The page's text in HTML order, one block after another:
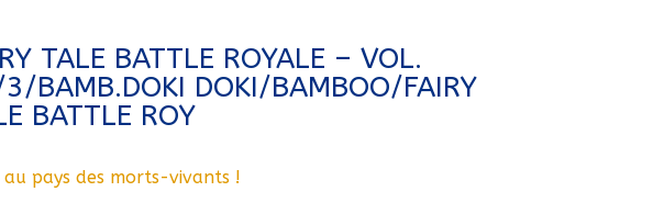
TALE BATTLE ROYALE – VOL.
BAMB.DOKI DOKI/BAMBOO/FAIRY
BATTLE ROY
au pays des morts-vivants !